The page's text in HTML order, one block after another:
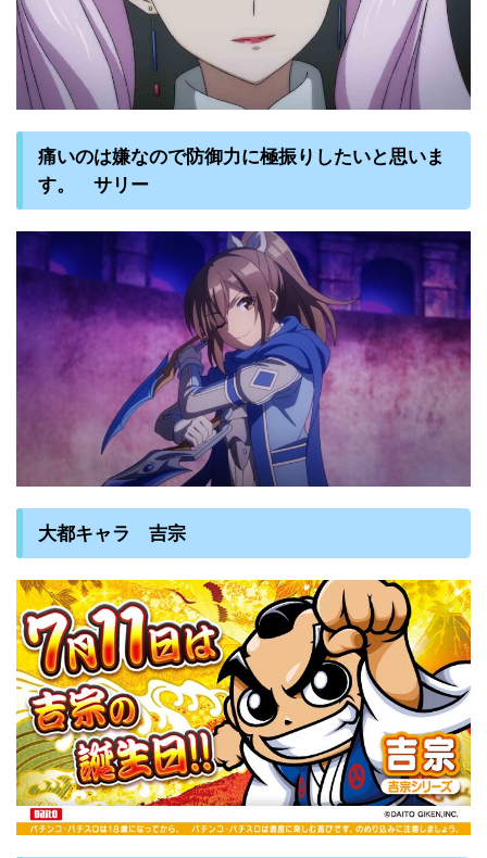
痛いのは嫌なので防御力に極振りしたいと思いま
す。 サリー
大都キャラ 吉宗